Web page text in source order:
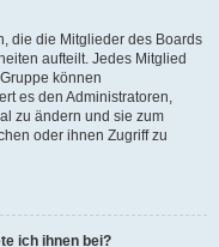
die die Mitglieder des Boards
aufteilt. Jedes Mitglied
können
es den Administratoren,
zu ändern und sie zum
oder ihnen Zugriff zu
ich ihnen bei?